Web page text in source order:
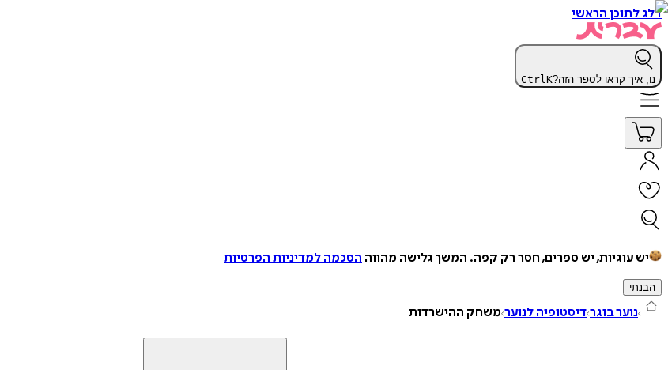
דלג לתוכן הראשי
נו, איך קראו לספר הזה? CtrlK
יש עוגיות, יש ספרים, חסר רק קפה. המשך גלישה מהווה הסכמה למדיניות הפרטיות
הבנתי
נוער בוגר דיסטופיה לנוער משחק ההישרדות